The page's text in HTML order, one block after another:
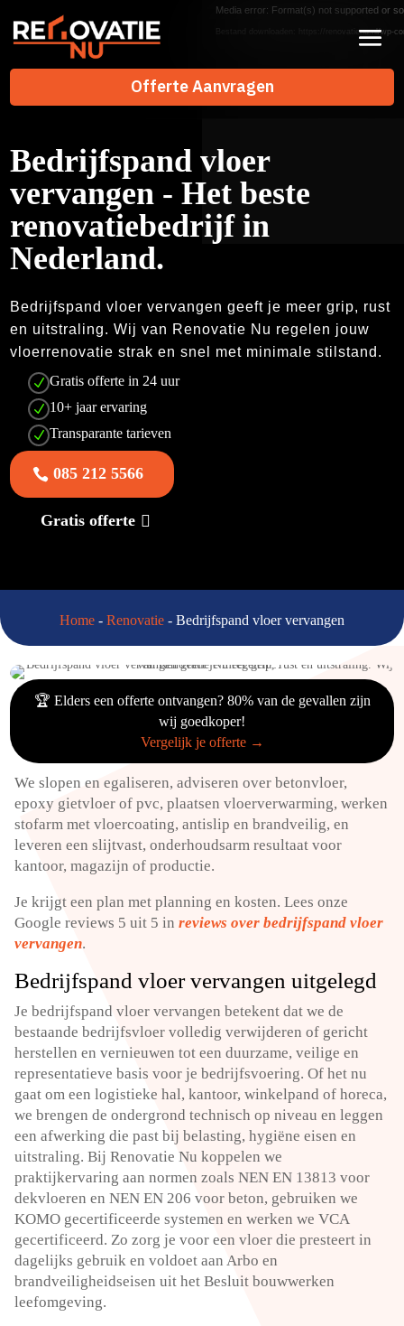
Offerte Aanvragen
Offerte Aanvragen
Media error: Format(s) not supported or
Bestand downloaden: https://renovatienu.nl/wp-
Bedrijfspand vloer
vervangen - Het beste
renovatiebedrijf in
Nederland.
Bedrijfspand vloer vervangen geeft je meer grip, rust
en uitstraling.​ Wij van Renovatie Nu regelen jouw
vloerrenovatie strak en snel met minimale stilstand.​
N Gratis offerte in 24 uur
N 10+ jaar ervaring
N Transparante tarieven
085 212 5566
Gratis offerte
Home- Renovatie- Bedrijfspand vloer vervangen
🏆 Elders een offerte ontvangen? 80% van de gevallen zijn
wij goedkoper!
Vergelijk je offerte →
We slopen en egaliseren, adviseren over betonvloer,
epoxy gietvloer of pvc, plaatsen vloerverwarming, werken
stofarm met vloercoating, antislip en brandveilig, en
leveren een slijtvast, onderhoudsarm resultaat voor
kantoor, magazijn of productie.​
Je krijgt een plan met planning en kosten.​ Lees onze
Google reviews 5 uit 5 inreviews over bedrijfspand vloer
vervangen.​
Bedrijfspand vloer vervangen uitgelegd
Je bedrijfspand vloer vervangen betekent dat we de
bestaande bedrijfsvloer volledig verwijderen of gericht
herstellen en vernieuwen tot een duurzame, veilige en
representatieve basis voor je bedrijfsvoering.​ Of het nu
gaat om een logistieke hal, kantoor, winkelpand of horeca,
we brengen de ondergrond technisch op niveau en leggen
een afwerking die past bij belasting, hygiëne eisen en
uitstraling.​ Bij Renovatie Nu koppelen we
praktijkervaring aan normen zoals NEN EN 13813 voor
dekvloeren en NEN EN 206 voor beton, gebruiken we
KOMO gecertificeerde systemen en werken we VCA
gecertificeerd.​ Zo zorg je voor een vloer die presteert in
dagelijks gebruik en voldoet aan Arbo en
brandveiligheidseisen uit het Besluit bouwwerken
leefomgeving.​